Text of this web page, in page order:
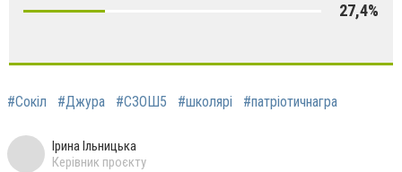
27,4%
#Сокіл #Джура #СЗОШ5 #школярі #патріотичнагра
Ірина Ільницька
Керівник проєкту